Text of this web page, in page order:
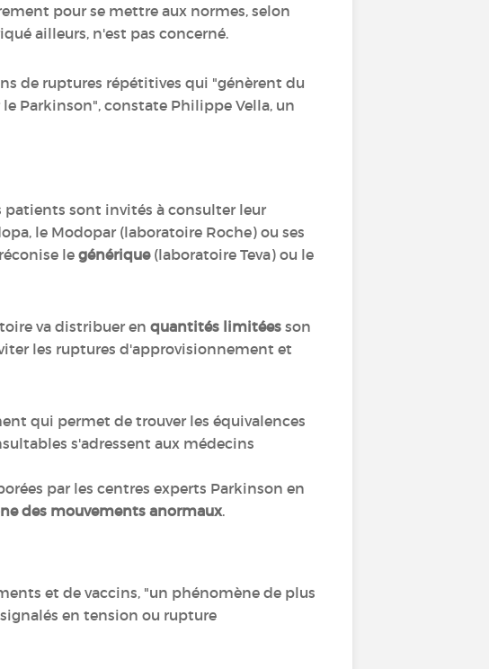
pour se mettre aux normes, selon
ailleurs, n'est pas concerné.
de ruptures répétitives qui "génèrent du
Parkinson", constate Philippe Vella, un
sont invités à consulter leur
le Modopar (laboratoire Roche) ou ses
le générique(laboratoire Teva) ou le
va distribuer en quantités limitées son
les ruptures d'approvisionnement et
qui permet de trouver les équivalences
s'adressent aux médecins
par les centres experts Parkinson en
des mouvements anormaux.
et de vaccins, "un phénomène de plus
en tension ou rupture